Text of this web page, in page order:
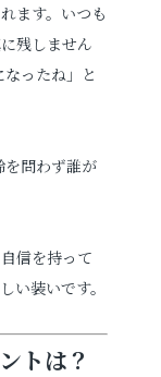
ます。いつも
残しません
ったね」と
問わず誰が
信を持って
い装いです。
トは？